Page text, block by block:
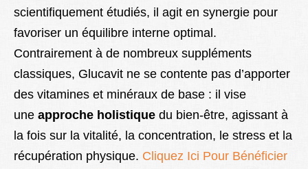
scientifiquement étudiés, il agit en synergie pour
favoriser un équilibre interne optimal.
Contrairement à de nombreux suppléments
classiques, Glucavit ne se contente pas d’apporter
des vitamines et minéraux de base : il vise
une approche holistique du bien-être, agissant à
la fois sur la vitalité, la concentration, le stress et la
récupération physique. Cliquez Ici Pour Bénéficier